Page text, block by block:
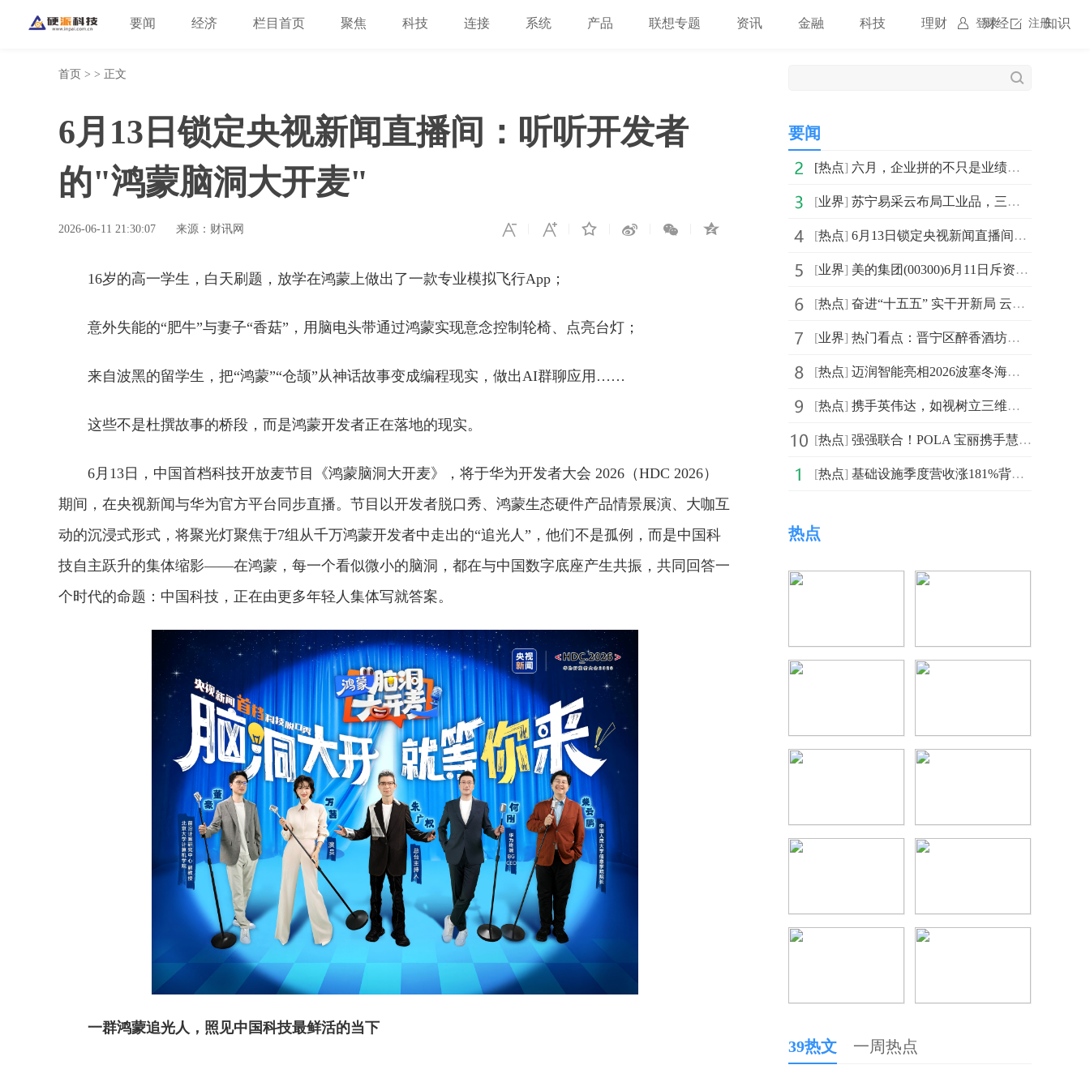
登录 注册
要闻 经济 栏目首页 聚焦 科技 连接 系统 产品 联想专题 资讯 金融 科技 理财 财经 知识
首页 > > 正文
6月13日锁定央视新闻直播间：听听开发者
的"鸿蒙脑洞大开麦"
2026-06-11 21:30:07 来源：财讯网
16岁的高一学生，白天刷题，放学在鸿蒙上做出了一款专业模拟飞行App；
意外失能的“肥牛”与妻子“香菇”，用脑电头带通过鸿蒙实现意念控制轮椅、点亮台灯；
来自波黑的留学生，把“鸿蒙”“仓颉”从神话故事变成编程现实，做出AI群聊应用……
这些不是杜撰故事的桥段，而是鸿蒙开发者正在落地的现实。
6月13日，中国首档科技开放麦节目《鸿蒙脑洞大开麦》，将于华为开发者大会 2026（HDC 2026）
期间，在央视新闻与华为官方平台同步直播。节目以开发者脱口秀、鸿蒙生态硬件产品情景展演、大咖互
动的沉浸式形式，将聚光灯聚焦于7组从千万鸿蒙开发者中走出的“追光人”，他们不是孤例，而是中国科
技自主跃升的集体缩影——在鸿蒙，每一个看似微小的脑洞，都在与中国数字底座产生共振，共同回答一
个时代的命题：中国科技，正在由更多年轻人集体写就答案。
一群鸿蒙追光人，照见中国科技最鲜活的当下
要闻
[热点] 六月，企业拼的不只是业绩，更是组织力的“年中大考”
[业界] 苏宁易采云布局工业品，三年扶持50个亿元级合作伙伴 每日热闻
[热点] 6月13日锁定央视新闻直播间：听听开发者的"鸿蒙脑洞大开麦"
[业界] 美的集团(00300)6月11日斥资5004.02万元回购58.87万股A股
[热点] 奋进“十五五” 实干开新局 云网筑基 智启新程，重庆电信助力现代化新重庆谱新篇
[业界] 热门看点：晋宁区醉香酒坊（个体工商户）成立 注册资本6万人民币
[热点] 迈润智能亮相2026波塞冬海事展，“航海慧眼”赋能全球智能航行新时代
[热点] 携手英伟达，如视树立三维重建行业新标杆
[热点] 强强联合！POLA 宝丽携手慧博科技 全域会员数智化升级项目正式启动
[热点] 基础设施季度营收涨181%背后，戴尔科技的存储创新还在加速
热点
39热文 一周热点